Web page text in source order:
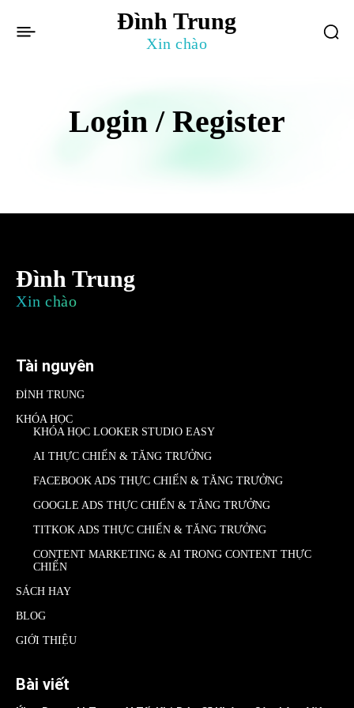
Đình Trung
Xin chào
Login / Register
Đình Trung
Xin chào
Tài nguyên
ĐÌNH TRUNG
KHÓA HỌC
KHÓA HỌC LOOKER STUDIO EASY
AI THỰC CHIẾN & TĂNG TRƯỞNG
FACEBOOK ADS THỰC CHIẾN & TĂNG TRƯỞNG
GOOGLE ADS THỰC CHIẾN & TĂNG TRƯỞNG
TITKOK ADS THỰC CHIẾN & TĂNG TRƯỞNG
CONTENT MARKETING & AI TRONG CONTENT THỰC
CHIẾN
SÁCH HAY
BLOG
GIỚI THIỆU
Bài viết